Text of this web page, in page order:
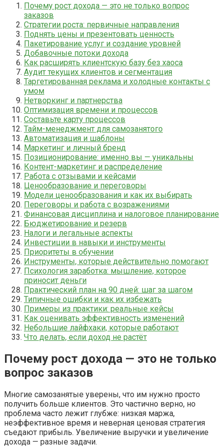
Почему рост дохода — это не только вопрос
заказов
Стратегии роста: первичные направления
Поднять цены и презентовать ценность
Пакетирование услуг и создание уровней
Добавочные потоки дохода
Как расширять клиентскую базу без хаоса
Аудит текущих клиентов и сегментация
Таргетированная реклама и холодные контакты с
умом
Нетворкинг и партнерства
Оптимизация времени и процессов
Составьте карту процессов
Тайм-менеджмент для самозанятого
Автоматизация и шаблоны
Маркетинг и личный бренд
Позиционирование: именно вы — уникальны
Контент-маркетинг и распределение
Работа с отзывами и кейсами
Ценообразование и переговоры
Модели ценообразования и как их выбирать
Переговоры и работа с возражениями
Финансовая дисциплина и налоговое планирование
Бюджетирование и резерв
Налоги и легальные аспекты
Инвестиции в навыки и инструменты
Приоритеты в обучении
Инструменты, которые действительно помогают
Психология заработка: мышление, которое
приносит деньги
Практический план на 90 дней: шаг за шагом
Типичные ошибки и как их избежать
Примеры из практики: реальные кейсы
Как оценивать эффективность изменений
Небольшие лайфхаки, которые работают
Что делать, если доход не растёт
Почему рост дохода — это не только
вопрос заказов
Многие самозанятые уверены, что им нужно просто
получить больше клиентов. Это частично верно, но
проблема часто лежит глубже: низкая маржа,
неэффективное время и неверная ценовая стратегия
съедают прибыль. Увеличение выручки и увеличение
дохода — разные задачи.